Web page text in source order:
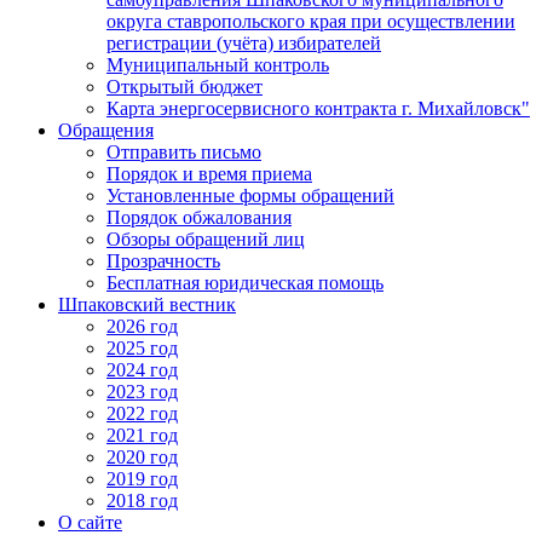
округа ставропольского края при осуществлении
регистрации (учёта) избирателей
Муниципальный контроль
Открытый бюджет
Карта энергосервисного контракта г. Михайловск"
Обращения
Отправить письмо
Порядок и время приема
Установленные формы обращений
Порядок обжалования
Обзоры обращений лиц
Прозрачность
Бесплатная юридическая помощь
Шпаковский вестник
2026 год
2025 год
2024 год
2023 год
2022 год
2021 год
2020 год
2019 год
2018 год
О сайте